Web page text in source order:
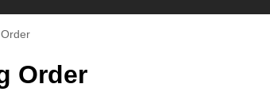
Order